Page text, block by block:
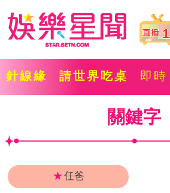
1
針線緣 請世界吃桌 即時
關鍵字
★任爸